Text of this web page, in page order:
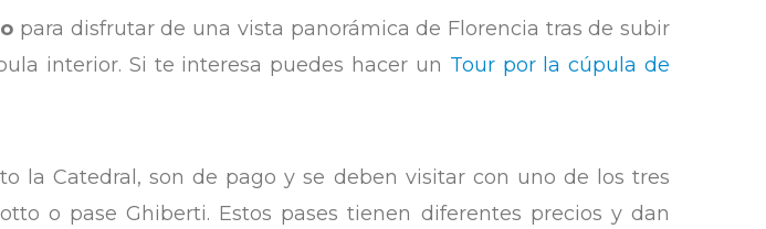
para disfrutar de una vista panorámica de Florencia tras de subir
interior. Si te interesa puedes hacer un Tour por la cúpula de
la Catedral, son de pago y se deben visitar con uno de los tres
o pase Ghiberti. Estos pases tienen diferentes precios y dan